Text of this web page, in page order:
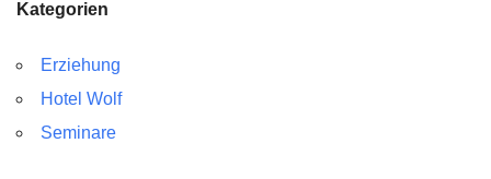
Kategorien
Erziehung
Hotel Wolf
Seminare